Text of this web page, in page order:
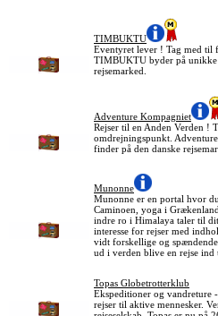
TIMBUKTU
Eventyret lever ! Tag med til
TIMBUKTU byder på
rejsemarked.
Adventure Kompagniet
Rejser til en Anden Verden !
omdrejningspunkt.
finder på den danske
Munonne
Munonne er en portal hvor
Caminoen, yoga i
indre ro i Himalaya taler til
interesse for rejser med
vidt forskellige og
ud i verden blive en rejse
Topas Globetrotterklub
Ekspeditioner og vandreture
rejser til aktive mennesker.